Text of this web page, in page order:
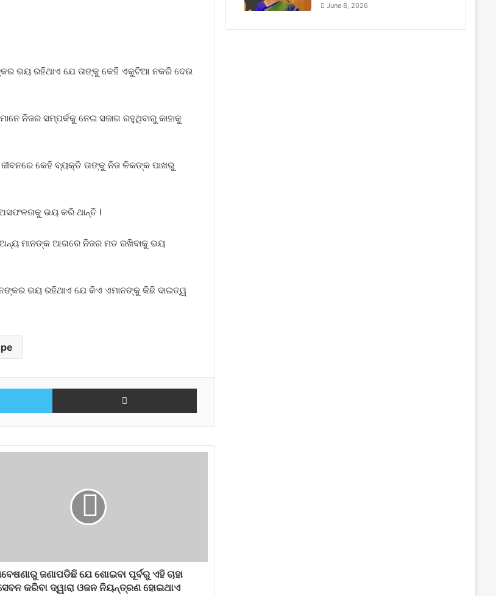
ଭୟ ରହିଥାଏ ଯେ ତାଙ୍କୁ କେହି ଏକୁଟିଆ ନକରି ଦେଉ
ନିଜର ସମ୍ପର୍କକୁ ନେଇ ସଜାଗ ରହୁଥିବାରୁ କାହାକୁ
କେହି ବ୍ୟକ୍ତି ତାଙ୍କୁ ନିଜ ଳିକଙ୍କ ପାଖରୁ
ଭୟ କରି ଥାନ୍ତି l
ମାନଙ୍କ ଆଗରେ ନିଜର ମତ ରଖିବାକୁ ଭୟ
ଭୟ ରହିଥାଏ ଯେ କିଏ ଏମାନଙ୍କୁ କିଛି ଦାଇତ୍ୱ
Twitter Share via Email
ଜଣାପଡିଛି ଯେ ଶୋଇବା ପୂର୍ବରୁ ଏହି ଚାହା
କରିବା ଦ୍ୱାରା ଓଜନ ନିୟନ୍ତ୍ରଣ ହୋଇଥାଏ
June 8, 2026